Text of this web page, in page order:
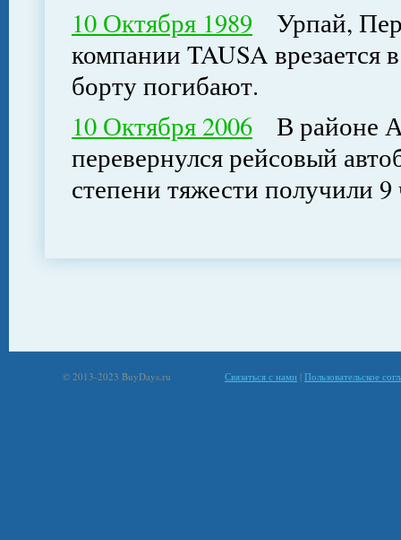
10 Октября 1989 Урпай,
компании TAUSA врезается
борту погибают.
10 Октября 2006 В районе
перевернулся рейсовый
степени тяжести получили 9
© 2013-2023 BuyDays.ru Связаться с нами | Пользовательское